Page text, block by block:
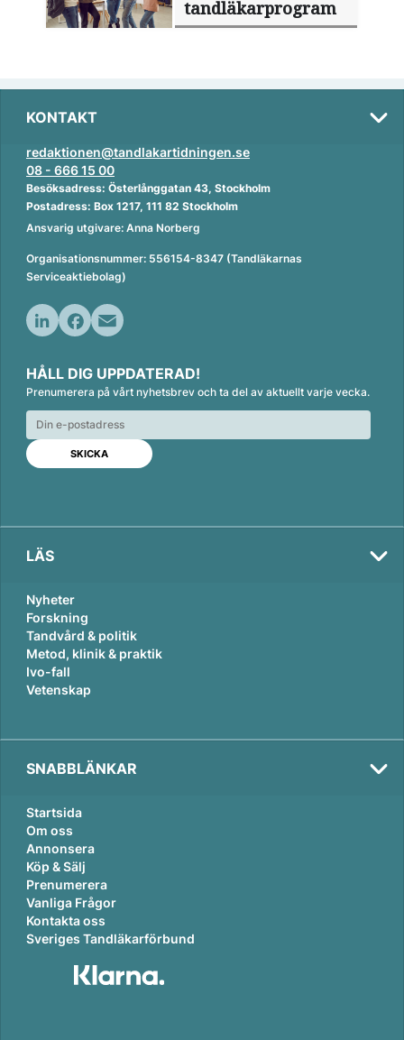
tandläkarprogram
KONTAKT
redaktionen@tandlakartidningen.se
08 - 666 15 00
Besöksadress: Österlånggatan 43, Stockholm
Postadress: Box 1217, 111 82 Stockholm
Ansvarig utgivare: Anna Norberg
Organisationsnummer: 556154-8347 (Tandläkarnas
Serviceaktiebolag)
n
k
e
d
n
c
e
b
o
o
k
a
i
l
HÅLL DIG UPPDATERAD!
Prenumerera på vårt nyhetsbrev och ta del av aktuellt varje vecka.
LÄS
Nyheter
Forskning
Tandvård & politik
Metod, klinik & praktik
Ivo-fall
Vetenskap
SNABBLÄNKAR
Startsida
Om oss
Annonsera
Köp & Sälj
Prenumerera
Vanliga Frågor
Kontakta oss
Sveriges Tandläkarförbund